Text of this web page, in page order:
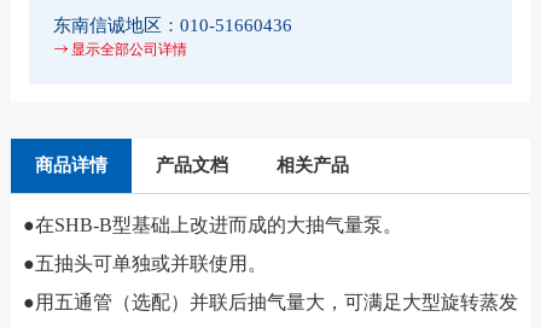
东南信诚地区： 010-51660436
显示全部公司详情
商品详情 产品文档 相关产品
●在SHB-B型基础上改进而成的大抽气量泵。
●五抽头可单独或并联使用。
●用五通管（选配）并联后抽气量大，可满足大型旋转蒸发